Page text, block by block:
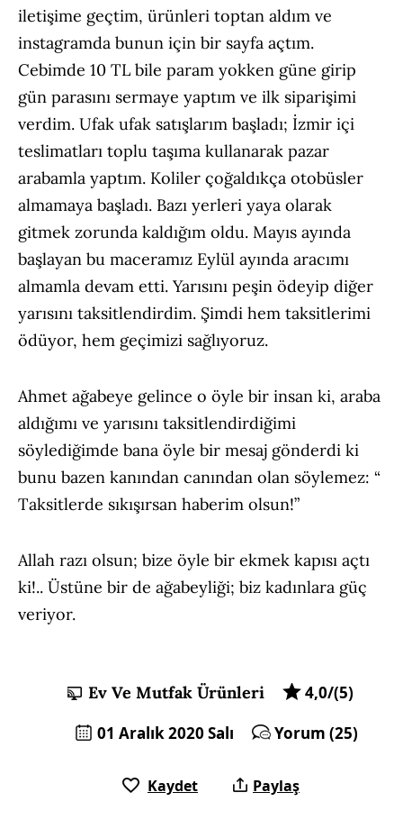
iletişime geçtim, ürünleri toptan aldım ve
instagramda bunun için bir sayfa açtım.
Cebimde 10 TL bile param yokken güne girip
gün parasını sermaye yaptım ve ilk siparişimi
verdim. Ufak ufak satışlarım başladı; İzmir içi
teslimatları toplu taşıma kullanarak pazar
arabamla yaptım. Koliler çoğaldıkça otobüsler
almamaya başladı. Bazı yerleri yaya olarak
gitmek zorunda kaldığım oldu. Mayıs ayında
başlayan bu maceramız Eylül ayında aracımı
almamla devam etti. Yarısını peşin ödeyip diğer
yarısını taksitlendirdim. Şimdi hem taksitlerimi
ödüyor, hem geçimizi sağlıyoruz.
Ahmet ağabeye gelince o öyle bir insan ki, araba
aldığımı ve yarısını taksitlendirdiğimi
söylediğimde bana öyle bir mesaj gönderdi ki
bunu bazen kanından canından olan söylemez: “
Taksitlerde sıkışırsan haberim olsun!”
Allah razı olsun; bize öyle bir ekmek kapısı açtı
ki!.. Üstüne bir de ağabeyliği; biz kadınlara güç
veriyor.
Ev Ve Mutfak Ürünleri
4,0/(5)
01 Aralık 2020 Salı
Yorum (25)
Kaydet Paylaş